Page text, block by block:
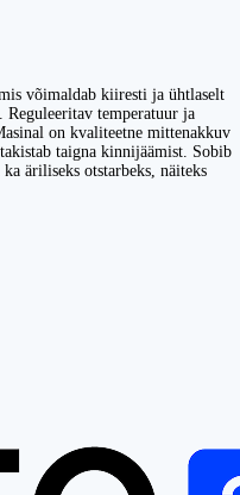
võimaldab kiiresti ja ühtlaselt
temperatuur ja
on kvaliteetne mittenakkuv
taigna kinnijäämist. Sobib
äriliseks otstarbeks, näiteks